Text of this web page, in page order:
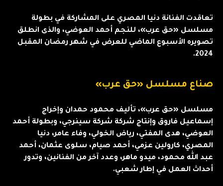
تعاقدت الفنانة دنيا المصري على المشاركة في بطولة
مسلسل «حق عرب»، للنجم أحمد العوضي، والذى انطلق
تصويره الأسبوع الماضي للعرض في شهر رمضان المقبل
2024.
صناع مسلسل «حق عرب»
مسلسل «حق عرب»، تأليف محمود حمدان وإخراج
إسماعيل فاروق وإنتاج شركة شركة سينرجي، وبطولة أحمد
العوضي، هدى المفتي، رياض الخولي، وفاء عامر، دنيا
المصري، كارولين عزمي، أحمد صيام، سلوى عثمان، أحمد
عبد الله محمود، ميدو ماهر، وعدد آخر من الفنانين، وتدور
أحداث العمل في إطار شعبي.